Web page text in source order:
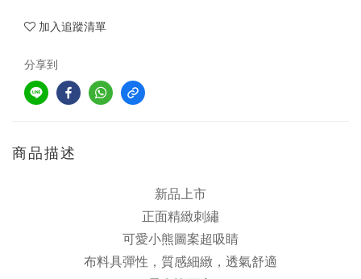
加入追蹤清單
分享到
商品描述
新品上市
正面精緻刺繡
可愛小熊圖案超吸睛
布料具彈性，質感細緻，透氣舒適